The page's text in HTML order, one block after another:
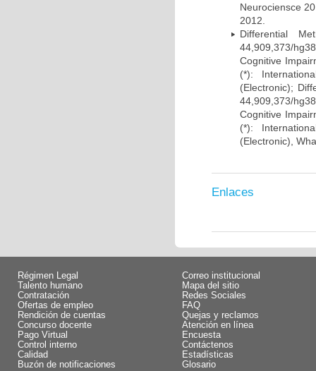
Neurociensce
2012.
Differential
44,909,373/
Cognitive
(*):
(Electronic);
44,909,373/
Cognitive
(*):
(Electronic),
Enlaces
Régimen Legal
Talento humano
Contratación
Ofertas de empleo
Rendición de cuentas
Concurso docente
Pago Virtual
Control interno
Calidad
Buzón de notificaciones
Correo institucional
Mapa del sitio
Redes Sociales
FAQ
Quejas y reclamos
Atención en línea
Encuesta
Contáctenos
Estadísticas
Glosario